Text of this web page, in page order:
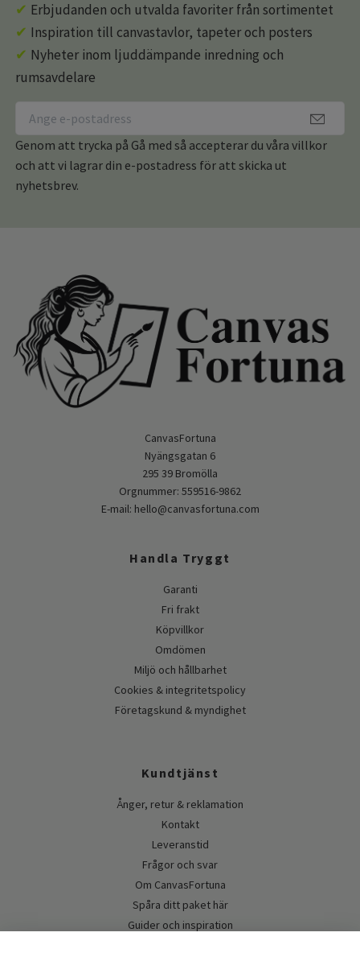
✔ Erbjudanden och utvalda favoriter från sortimentet
✔ Inspiration till canvastavlor, tapeter och posters
✔ Nyheter inom ljuddämpande inredning och
rumsavdelare
Genom att trycka på Gå med så accepterar du våra villkor
och att vi lagrar din e-postadress för att skicka ut
nyhetsbrev.
CanvasFortuna
Nyängsgatan 6
295 39 Bromölla
Orgnummer: 559516-9862
E-mail: hello@canvasfortuna.com
Handla Tryggt
Garanti
Fri frakt
Köpvillkor
Omdömen
Miljö och hållbarhet
Cookies & integritetspolicy
Företagskund & myndighet
Kundtjänst
Ånger, retur & reklamation
Kontakt
Leveranstid
Frågor och svar
Om CanvasFortuna
Spåra ditt paket här
Guider och inspiration